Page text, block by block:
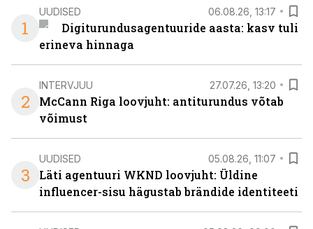
1
UUDISED 06.08.26, 13:17
Digiturundusagentuuride aasta: kasv tuli
erineva hinnaga
2
INTERVJUU 27.07.26, 13:20
McCann Riga loovjuht: antiturundus võtab
võimust
3
UUDISED 05.08.26, 11:07
Läti agentuuri WKND loovjuht: Üldine
influencer-sisu hägustab brändide identiteeti